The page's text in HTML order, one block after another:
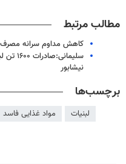
مطالب مرتبط
کاهش مداوم سرانه
نیشابور
برچسب‌ها
لبنیات مواد غذایی فاسد